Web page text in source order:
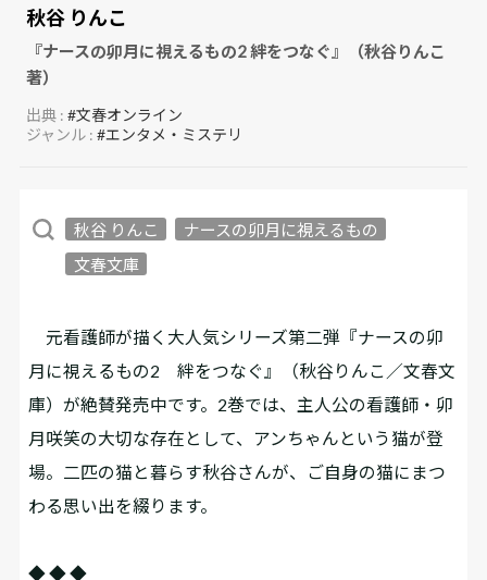
秋谷 りんこ
『ナースの卯月に視えるもの2 絆をつなぐ』（秋谷りんこ
著）
出典 :#文春オンライン
ジャンル :#エンタメ・ミステリ
秋谷 りんこ
ナースの卯月に視えるもの
文春文庫
元看護師が描く大人気シリーズ第二弾『ナースの卯
月に視えるもの2 絆をつなぐ』（秋谷りんこ／文春文
庫）が絶賛発売中です。2巻では、主人公の看護師・卯
月咲笑の大切な存在として、アンちゃんという猫が登
場。二匹の猫と暮らす秋谷さんが、ご自身の猫にまつ
わる思い出を綴ります。
◆ ◆ ◆